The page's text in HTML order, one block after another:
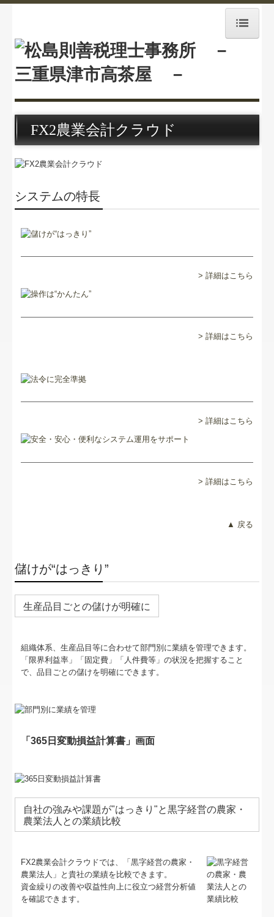
ホーム
業務案内
経営理念
事務所紹介
事務所通信
採用情報
経営者お役立ち情報
証憑保存機能
FX2農業会計クラウド
システムの特長
> 詳細はこちら
> 詳細はこちら
> 詳細はこちら
> 詳細はこちら
▲ 戻る
儲けが“はっきり”
生産品目ごとの儲けが明確に
組織体系、生産品目等に合わせて部門別に業績を管理できます。
「限界利益率」「固定費」「人件費等」の状況を把握すること
で、品目ごとの儲けを明確にできます。
「365日変動損益計算書」画面
自社の強みや課題が"はっきり"と黒字経営の農家・
農業法人との業績比較
FX2農業会計クラウドでは、「黒字経営の農家・
農業法人」と貴社の業績を比較できます。
資金繰りの改善や収益性向上に役立つ経営分析値
を確認できます。